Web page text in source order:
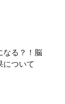
なる？！脳
について